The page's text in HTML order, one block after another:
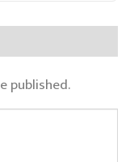
published.